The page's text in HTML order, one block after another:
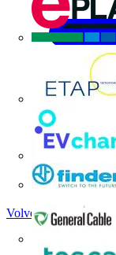
Volver a Noticias